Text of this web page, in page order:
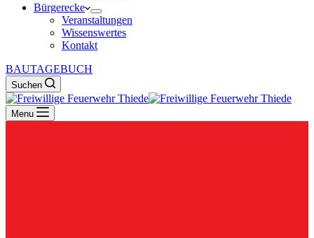
Bürgerecke
Veranstaltungen
Wissenswertes
Kontakt
BAUTAGEBUCH
Suchen
Menu